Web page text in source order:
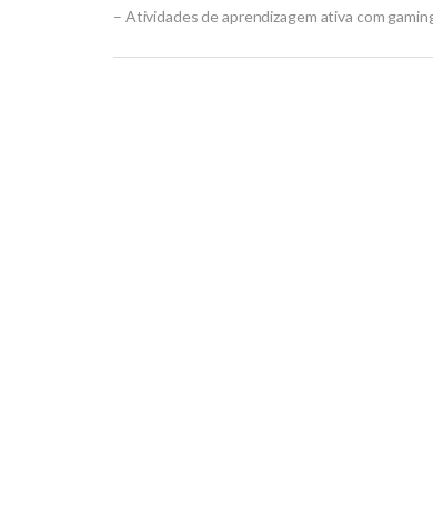
– Atividades de aprendizagem ativa com gaming